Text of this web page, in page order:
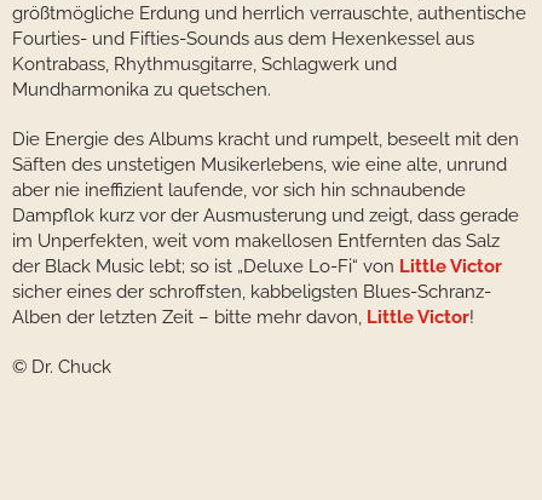
größtmögliche Erdung und herrlich verrauschte, authentische
Fourties- und Fifties-Sounds aus dem Hexenkessel aus
Kontrabass, Rhythmusgitarre, Schlagwerk und
Mundharmonika zu quetschen.
Die Energie des Albums kracht und rumpelt, beseelt mit den
Säften des unstetigen Musikerlebens, wie eine alte, unrund
aber nie ineffizient laufende, vor sich hin schnaubende
Dampflok kurz vor der Ausmusterung und zeigt, dass gerade
im Unperfekten, weit vom makellosen Entfernten das Salz
der Black Music lebt; so ist „Deluxe Lo-Fi“ von Little Victor
sicher eines der schroffsten, kabbeligsten Blues-Schranz-
Alben der letzten Zeit – bitte mehr davon, Little Victor!
© Dr. Chuck